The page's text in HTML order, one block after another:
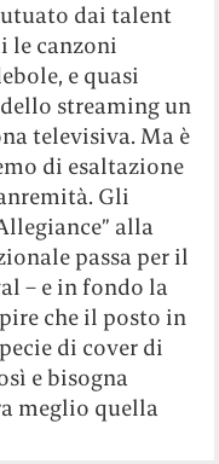
dai talent
le canzoni
e quasi
streaming un
televisiva. Ma è
di esaltazione
Gli
alla
passa per il
– e in fondo la
che il posto in
di cover di
e bisogna
meglio quella